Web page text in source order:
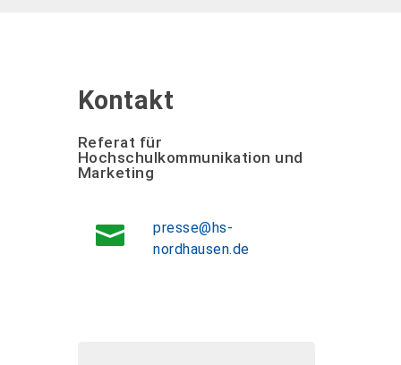
Kontakt
Referat für
Hochschulkommunikation und
Marketing
presse@hs-
nordhausen.de